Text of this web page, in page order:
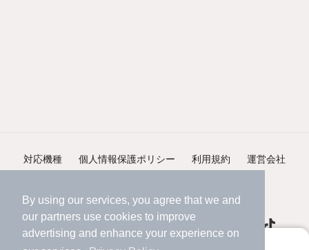
By using our services, you agree that we and
our partners use cookies to improve
advertising and enhance your experience on
対応機種 個人情報保護ポリシー 利用規約 運営会社